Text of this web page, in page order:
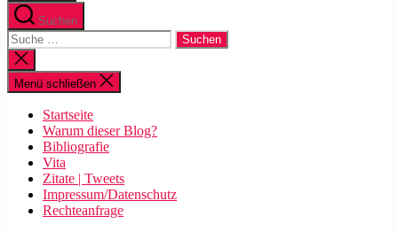
Suchen
Suche
nach:
Suche
schließen
Menü schließen
Startseite
Warum dieser Blog?
Bibliografie
Vita
Zitate | Tweets
Impressum/Datenschutz
Rechteanfrage